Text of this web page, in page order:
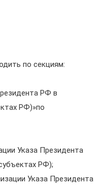
по секциям:
РФ в
РФ)»по
Указа Президента
РФ);
Указа Президента